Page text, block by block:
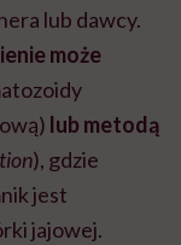
lub dawcy.
może
lub metodą
), gdzie
jest
jajowej.